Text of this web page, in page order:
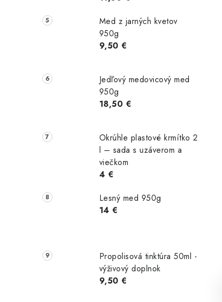
Med z jarných kvetov
950g
9,50 €
Jedľový medovicový med
950g
18,50 €
Okrúhle plastové krmítko 2
l – sada s uzáverom a
viečkom
4 €
Lesný med 950g
14 €
Propolisová tinktúra 50ml -
výživový doplnok
9,50 €